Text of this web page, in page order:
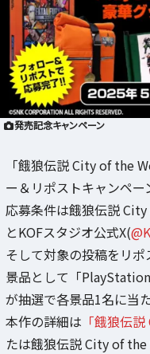
発売記念キャンペーン
「餓狼伝説 City of the
ー＆リポストキャンペー
応募条件は餓狼伝説
とKOFスタジオ公式X(
そして対象の投稿をリポ
景品として「
が抽選で各景品1名に当
本作の詳細は 「餓狼伝
たは餓狼伝説 City of the